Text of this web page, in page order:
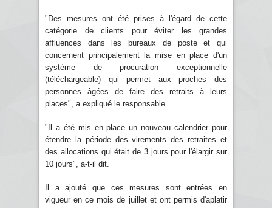
"Des mesures ont été prises à l'égard de cette
catégorie de clients pour éviter les grandes
affluences dans les bureaux de poste et qui
concernent principalement la mise en place d'un
système de procuration exceptionnelle
(téléchargeable) qui permet aux proches des
personnes âgées de faire des retraits à leurs
places", a expliqué le responsable.
"Il a été mis en place un nouveau calendrier pour
étendre la période des virements des retraites et
des allocations qui était de 3 jours pour l'élargir sur
10 jours", a-t-il dit.
Il a ajouté que ces mesures sont entrées en
vigueur en ce mois de juillet et ont permis d'aplatir